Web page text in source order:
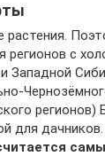
регионов с
Западной
регионов)
для дачников.